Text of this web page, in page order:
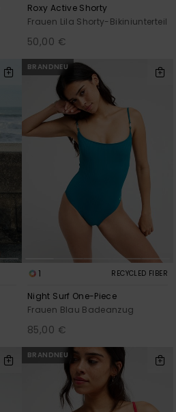
Roxy Active Shorty
Frauen Lila Shorty-Bikiniunterteil
50,00 €
BRANDNEU
1 RECYCLED FIBER
Night Surf One-Piece
Frauen Blau Badeanzug
85,00 €
BRANDNEU